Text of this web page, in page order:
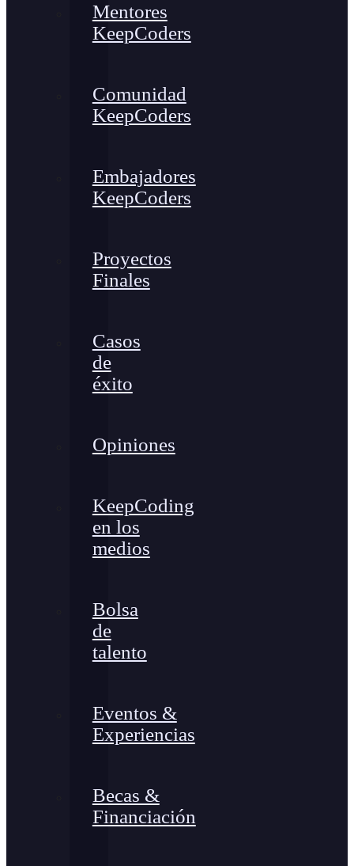
Mentores
KeepCoders
Comunidad
KeepCoders
Embajadores
KeepCoders
Proyectos
Finales
Casos
de
éxito
Opiniones
KeepCoding
en los
medios
Bolsa
de
talento
Eventos &
Experiencias
Becas &
Financiación